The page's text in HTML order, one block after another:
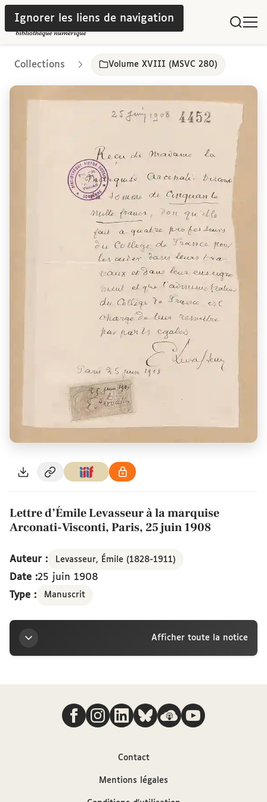
Ignorer les liens de navigation
Collections Volume XVIII (MSVC 280)
Lettre d’Émile Levasseur à la marquise
Arconati-Visconti, Paris, 25 juin 1908
Auteur : Levasseur, Émile (1828-1911)
Date :25 juin 1908
Type :
Manuscrit
Afficher toute la notice
Titre
Lettre d’Émile Levasseur à la marquise Arconati-
Visconti, Paris, 25 juin 1908
Nous suivre
Contact
Mentions légales